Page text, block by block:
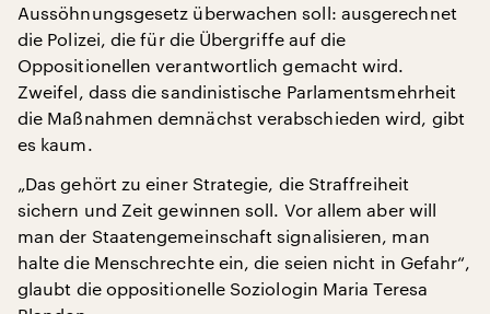
Aussöhnungsgesetz überwachen soll: ausgerechnet
die Polizei, die für die Übergriffe auf die
Oppositionellen verantwortlich gemacht wird.
Zweifel, dass die sandinistische Parlamentsmehrheit
die Maßnahmen demnächst verabschieden wird, gibt
es kaum.
„Das gehört zu einer Strategie, die Straffreiheit
sichern und Zeit gewinnen soll. Vor allem aber will
man der Staatengemeinschaft signalisieren, man
halte die Menschrechte ein, die seien nicht in Gefahr“,
glaubt die oppositionelle Soziologin Maria Teresa